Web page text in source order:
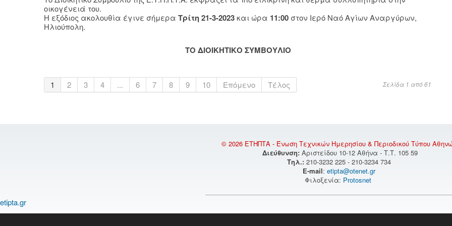
οικογένειά του.
Η εξόδιος ακολουθία έγινε σήμερα Τρίτη 21-3-2023και ώρα 11:00 στον Ιερό Ναό Αγίων Αναργύρων,
Ηλιούπολη.
TO ΔΙΟΙΚΗΤΙΚΟ ΣΥΜΒΟΥΛΙΟ
Σελίδα 1 από 61
1 2 3 4 ... 6 7 8 9 10 Επόμενο Τέλος
© 2026 ΕΤΗΠΤΑ - Ένωση Τεχνικών Ημερησίου & Περιοδικού Τύπου
Διεύθυνση: Αριστείδου 10-12 Αθήνα - Τ.Τ. 105 59
Τηλ.: 210-3232 225 - 210-3234 734
E-mail: etipta@otenet.gr
Φιλοξενία: Protosnet
etipta.gr